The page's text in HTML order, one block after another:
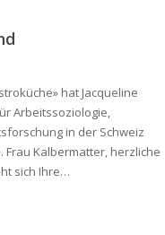
hat Jacqueline
Arbeitssoziologie,
in der Schweiz
Frau Kalbermatter, herzliche
sich Ihre…